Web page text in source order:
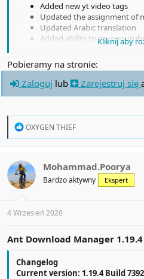
Added new yt video tags
Updated the assignment of
Updated Arabic translation
Added ability to save
Fixed downloading MP4
Fixed parser of MPEG-
Fixed audio conversion for
Fixed Firefox addon
Refactoring and bug fix
Kliknij aby
Pobieramy na stronie:
Zaloguj lub Zarejestruj się
R
t
i
o
s
:
OXYGEN THIEF
Mohammad.Poorya
Bardzo aktywny Ekspert
4 Wrzesień 2020
Ant Download Manager 1.19.4
Changelog
Current version: 1.19.4 Build